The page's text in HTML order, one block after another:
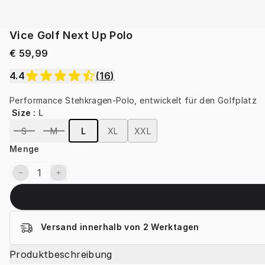
Vice Golf Next Up Polo
€ 59,99
4.4
(16)
Performance Stehkragen-Polo, entwickelt für den Golfplatz
Size : L
S
M L XL
XXL
Menge
Versand innerhalb von 2 Werktagen
Produktbeschreibung